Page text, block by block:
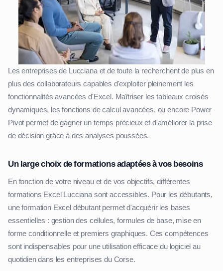
Les entreprises de Lucciana et de toute la recherchent de plus en
plus des collaborateurs capables d'exploiter pleinement les
fonctionnalités avancées d'Excel. Maîtriser les tableaux croisés
dynamiques, les fonctions de calcul avancées, ou encore Power
Pivot permet de gagner un temps précieux et d'améliorer la prise
de décision grâce à des analyses poussées.
Un large choix de formations adaptées à vos besoins
En fonction de votre niveau et de vos objectifs, différentes
formations Excel Lucciana sont accessibles. Pour les débutants,
une formation Excel débutant permet d'acquérir les bases
essentielles : gestion des cellules, formules de base, mise en
forme conditionnelle et premiers graphiques. Ces compétences
sont indispensables pour une utilisation efficace du logiciel au
quotidien dans les entreprises du Corse.